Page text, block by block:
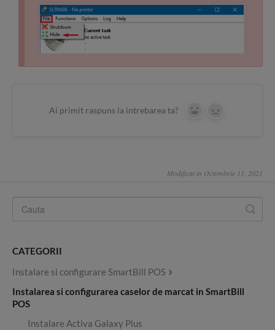
Ai primit raspuns la intrebarea ta? Yes No
Modificat in Octombrie 11, 2021
CATEGORII
Instalare si configurare SmartBill POS
Instalarea si configurarea caselor de marcat in SmartBill
POS
Instalare Activa Galaxy Plus